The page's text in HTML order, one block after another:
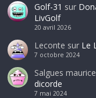
Golf-31 sur
LivGolf
20 avril 2026
Leconte sur Le
7 octobre 2024
Salgues maurice
dicorde
7 mai 2024